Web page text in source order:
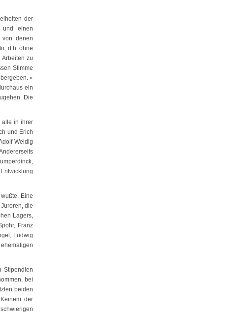
der
und einen
von denen
d.h. ohne
zu
Stimme
«
ein
Die
alle in ihrer
und Erich
Weidig
Eine
die
Lagers,
Franz
Ludwig
Stipendien
bei
beiden
der